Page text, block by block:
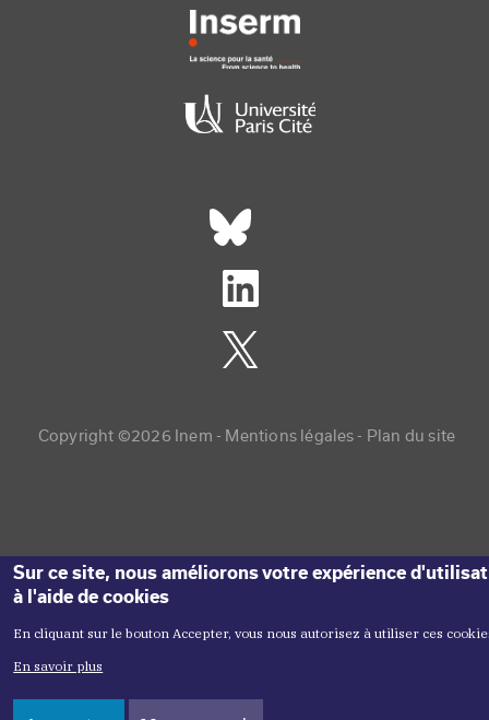
Réseaux sociaux footer
Copyright ©2026 Inem - Copyright menu
Mentions légales Plan du site
Sur ce site, nous améliorons votre expérience
à l'aide de cookies
En cliquant sur le bouton Accepter, vous nous autorisez à utiliser ces
En savoir plus